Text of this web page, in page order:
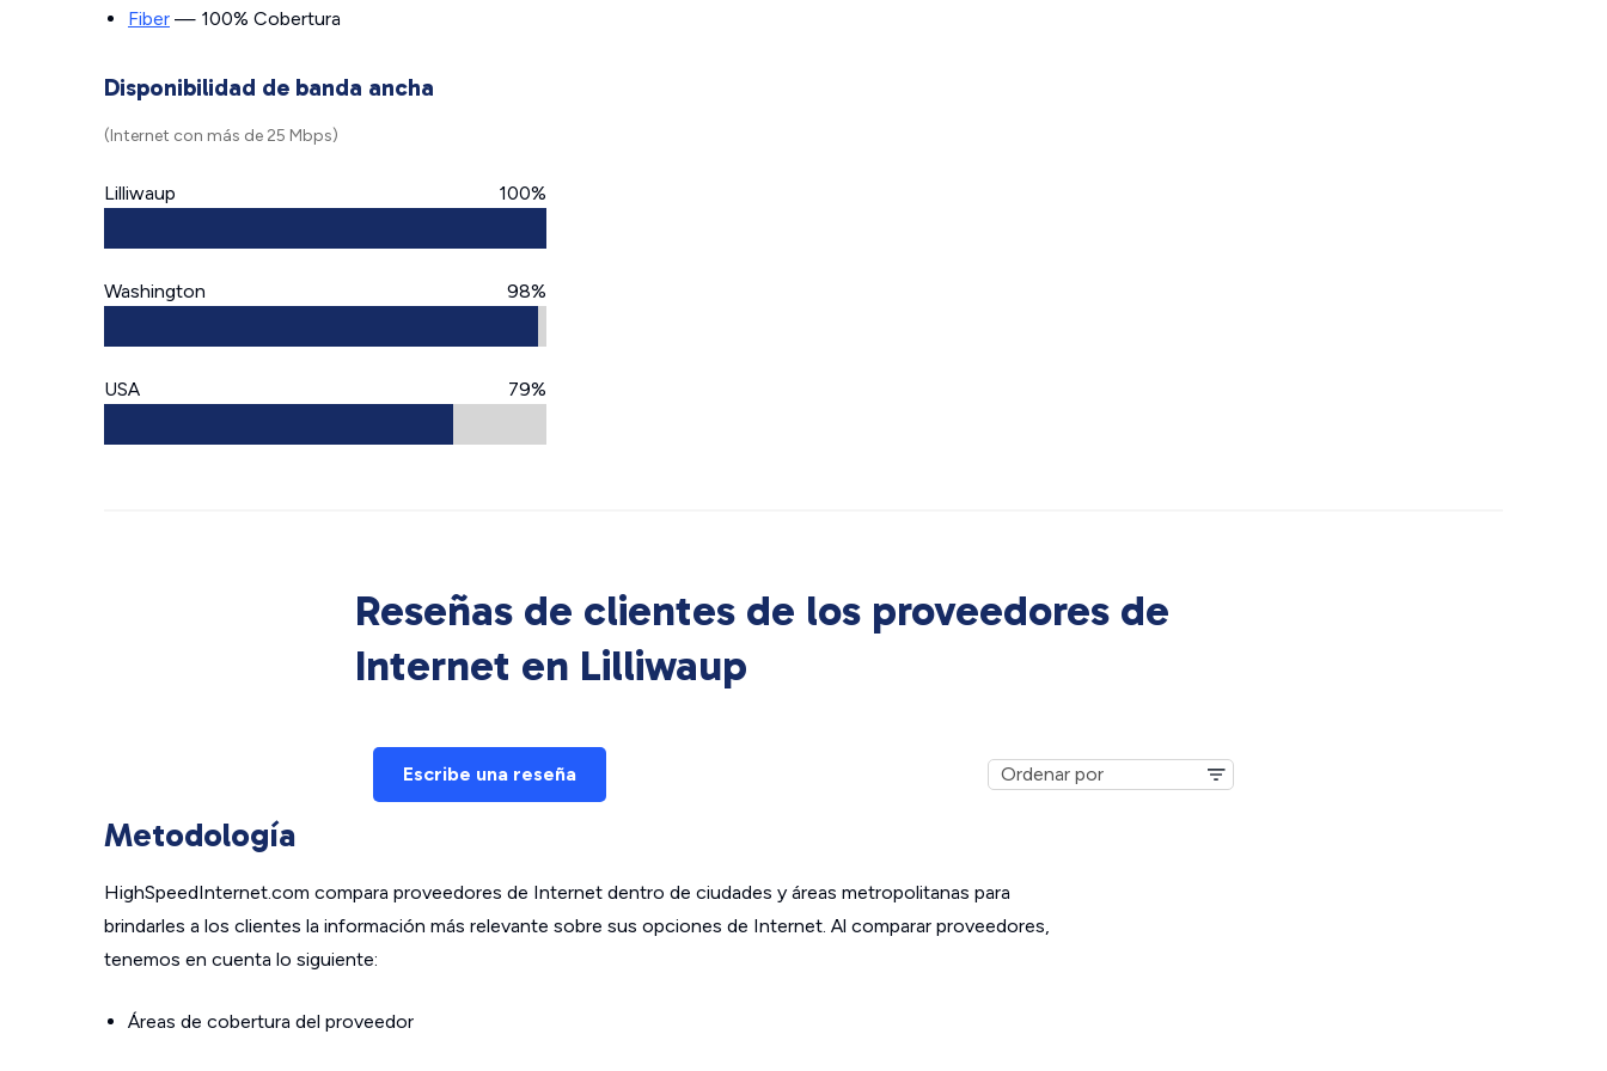
Fiber — 100% Cobertura
Disponibilidad de banda ancha
(Internet con más de 25 Mbps)
Lilliwaup 100%
Washington 98%
USA 79%
Reseñas de clientes de los proveedores de
Internet en Lilliwaup
Escribe una reseña
Metodología
HighSpeedInternet.com compara proveedores de Internet dentro de ciudades y áreas metropolitanas para
brindarles a los clientes la información más relevante sobre sus opciones de Internet. Al comparar proveedores,
tenemos en cuenta lo siguiente:
Áreas de cobertura del proveedor